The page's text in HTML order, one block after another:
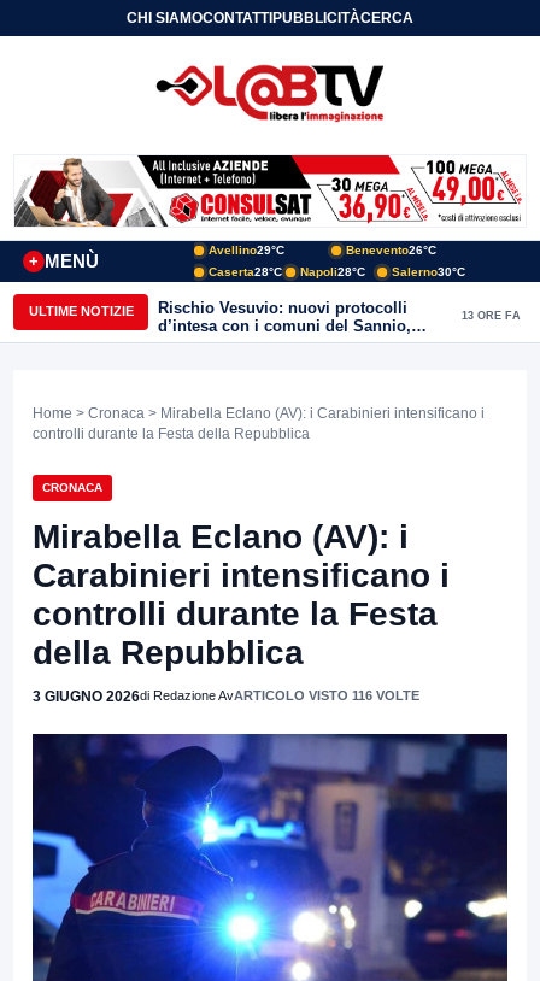
CHI SIAMOCONTATTIPUBBLICITÀCERCA
MENÙ
+
Avellino29°C Benevento26°C
Caserta28°C Napoli28°C Salerno30°C
ULTIME NOTIZIE
Rischio Vesuvio: nuovi protocolli
d’intesa con i comuni del Sannio,
firmato il protocollo con Arpaise
13 ORE FA
Home > Cronaca > Mirabella Eclano (AV): i Carabinieri intensificano i
controlli durante la Festa della Repubblica
CRONACA
Mirabella Eclano (AV): i
Carabinieri intensificano i
controlli durante la Festa
della Repubblica
3 GIUGNO 2026di Redazione AvARTICOLO VISTO 116 VOLTE